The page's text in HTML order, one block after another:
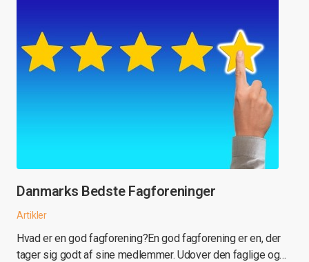
Danmarks Bedste Fagforeninger
Artikler
Hvad er en god fagforening?En god fagforening er en, der
tager sig godt af sine medlemmer. Udover den faglige og…